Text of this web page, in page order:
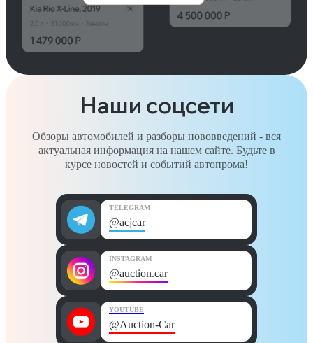
Наши соцсети
Обзоры автомобилей и разборы нововведений - вся
актуальная информация на нашем сайте. Будьте в
курсе новостей и событий автопрома!
TELEGRAM
@acjcar
INSTAGRAM
@auction.car
YOUTUBE
@Auction-Car